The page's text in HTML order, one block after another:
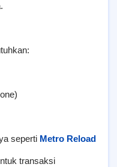
seperti Metro Reload
transaksi